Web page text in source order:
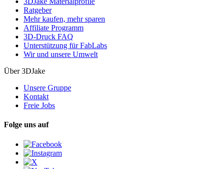
Ratgeber
Mehr kaufen, mehr sparen
Affiliate Programm
3D-Druck FAQ
Unterstützung für FabLabs
Wir und unsere Umwelt
Über 3DJake
Unsere Gruppe
Kontakt
Freie Jobs
Folge uns auf